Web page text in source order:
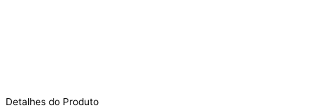
Detalhes do Produto